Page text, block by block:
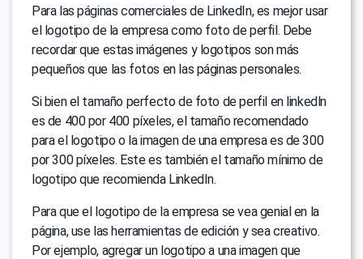
Para las páginas comerciales de LinkedIn, es mejor usar
el logotipo de la empresa como foto de perfil. Debe
recordar que estas imágenes y logotipos son más
pequeños que las fotos en las páginas personales.
Si bien el tamaño perfecto de foto de perfil en linkedln
es de 400 por 400 píxeles, el tamaño recomendado
para el logotipo o la imagen de una empresa es de 300
por 300 píxeles. Este es también el tamaño mínimo de
logotipo que recomienda LinkedIn.
Para que el logotipo de la empresa se vea genial en la
página, use las herramientas de edición y sea creativo.
Por ejemplo, agregar un logotipo a una imagen que